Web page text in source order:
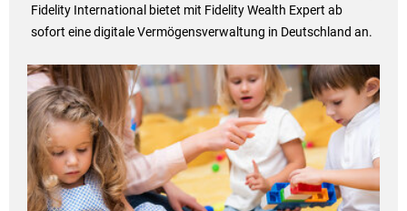
Fidelity International bietet mit Fidelity Wealth Expert ab
sofort eine digitale Vermögensverwaltung in Deutschland an.